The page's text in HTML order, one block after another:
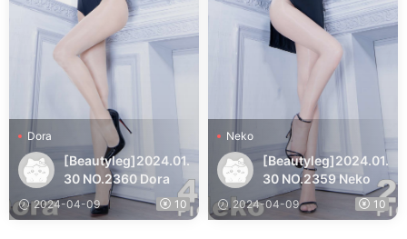
Dora
[Beautyleg]2024.01.
30 NO.2360 Dora
2024-04-09 10
Neko
[Beautyleg]2024.01.
30 NO.2359 Neko
2024-04-09 10